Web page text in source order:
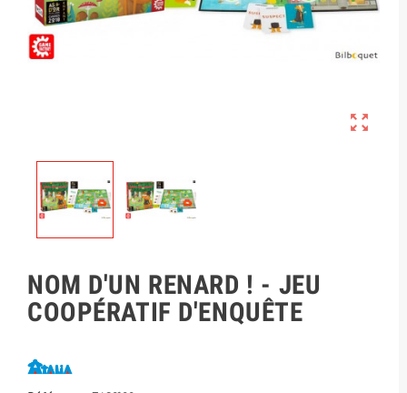

NOM D'UN RENARD ! - JEU
COOPÉRATIF D'ENQUÊTE